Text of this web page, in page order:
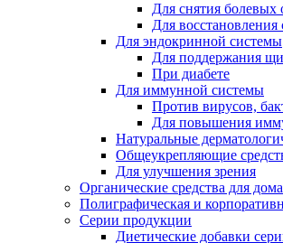
Для снятия
Для восстановления
Для эндокринной системы
Для поддержания
При диабете
Для иммунной системы
Против вирусов,
Для повышения
Натуральные
Общеукрепляющие
Для улучшения зрения
Органические средства для дома
Полиграфическая и
Серии продукции
Диетические добавки